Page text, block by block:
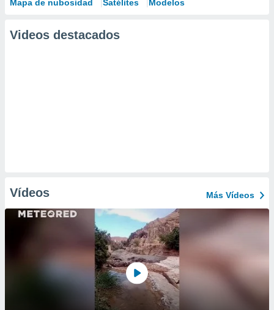
Mapa de nubosidad Satélites Modelos
Videos destacados
Vídeos Más Vídeos